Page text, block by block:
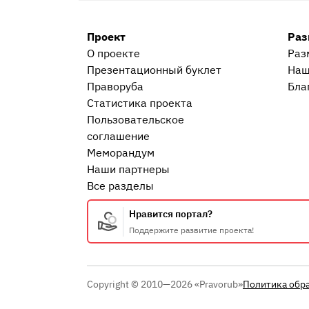
Проект
О проекте
Презентационный букл​ет
Праворуба
Статистика проекта
Пользовательское
соглашение
Меморандум
Наши партнеры
Все разделы
Нравится портал?
Поддержите развитие проекта!
Copyright © 2010—2026 «Pravorub»Политика